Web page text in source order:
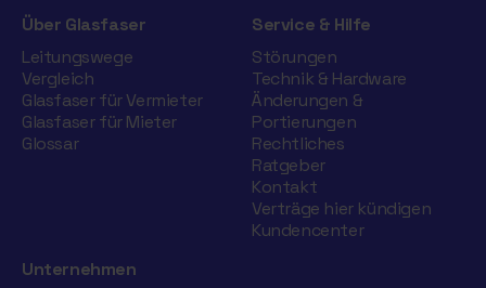
Über Glasfaser
Leitungswege
Vergleich
Glasfaser für Vermieter
Glasfaser für Mieter
Glossar
Service & Hilfe
Störungen
Technik & Hardware
Änderungen &
Portierungen
Rechtliches
Ratgeber
Kontakt
Verträge hier kündigen
Kundencenter
Unternehmen